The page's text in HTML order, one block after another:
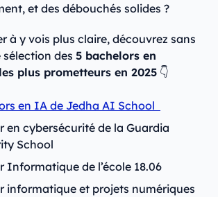
et des débouchés solides ?
à y vois plus claire, découvrez sans
des 5 bachelors en
plus prometteurs en 2025 👇
en IA de Jedha AI School
en cybersécurité de la Guardia
School
Informatique de l’école 18.06
informatique et projets numériques